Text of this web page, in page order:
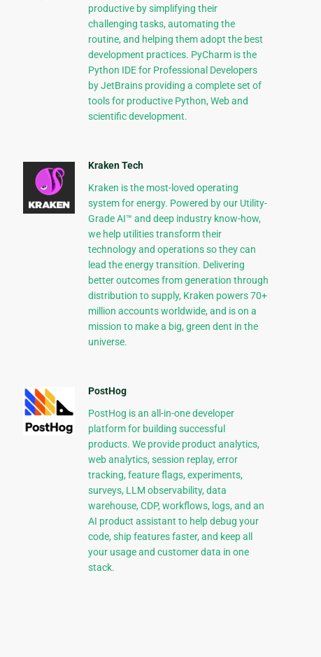
productive by simplifying their
challenging tasks, automating the
routine, and helping them adopt the best
development practices. PyCharm is the
Python IDE for Professional Developers
by JetBrains providing a complete set of
tools for productive Python, Web and
scientific development.
Kraken Tech
Kraken is the most-loved operating
system for energy. Powered by our Utility-
Grade AI™ and deep industry know-how,
we help utilities transform their
technology and operations so they can
lead the energy transition. Delivering
better outcomes from generation through
distribution to supply, Kraken powers 70+
million accounts worldwide, and is on a
mission to make a big, green dent in the
universe.
PostHog
PostHog is an all-in-one developer
platform for building successful
products. We provide product analytics,
web analytics, session replay, error
tracking, feature flags, experiments,
surveys, LLM observability, data
warehouse, CDP, workflows, logs, and an
AI product assistant to help debug your
code, ship features faster, and keep all
your usage and customer data in one
stack.